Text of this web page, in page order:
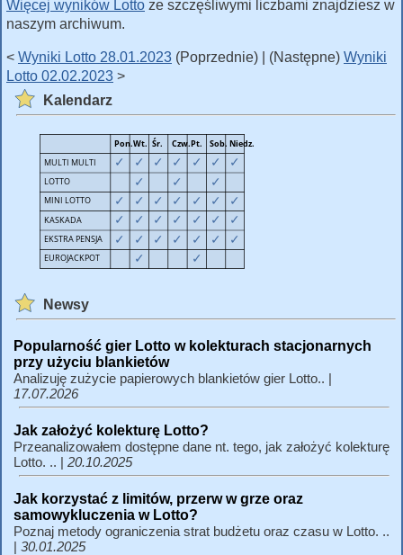
Więcej wyników Lotto ze szczęśliwymi liczbami znajdziesz w
naszym archiwum.
< Wyniki Lotto 28.01.2023 (Poprzednie) | (Następne) Wyniki
Lotto 02.02.2023 >
Kalendarz
Newsy
Popularność gier Lotto w kolekturach stacjonarnych
przy użyciu blankietów
Analizuję zużycie papierowych blankietów gier Lotto.. |
17.07.2026
Jak założyć kolekturę Lotto?
Przeanalizowałem dostępne dane nt. tego, jak założyć kolekturę
Lotto. .. | 20.10.2025
Jak korzystać z limitów, przerw w grze oraz
samowykluczenia w Lotto?
Poznaj metody ograniczenia strat budżetu oraz czasu w Lotto. ..
| 30.01.2025